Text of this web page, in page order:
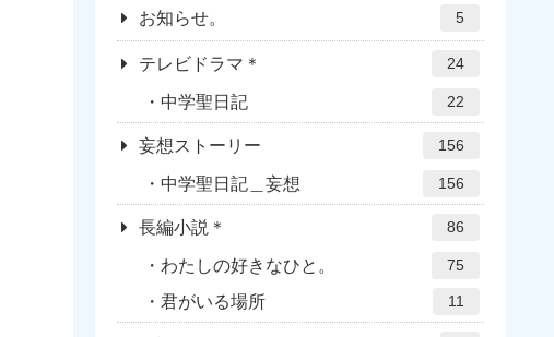
お知らせ。 5
テレビドラマ＊ 24
中学聖日記 22
妄想ストーリー 156
中学聖日記＿妄想 156
長編小説＊ 86
わたしの好きなひと。 75
君がいる場所 11